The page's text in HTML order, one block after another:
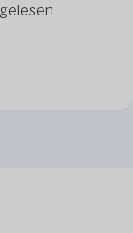
gelesen